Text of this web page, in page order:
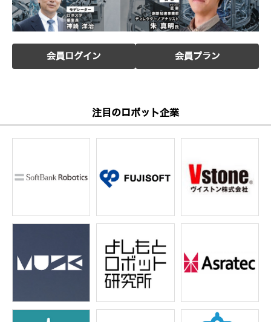
会員ログイン 会員プラン
注目のロボット企業